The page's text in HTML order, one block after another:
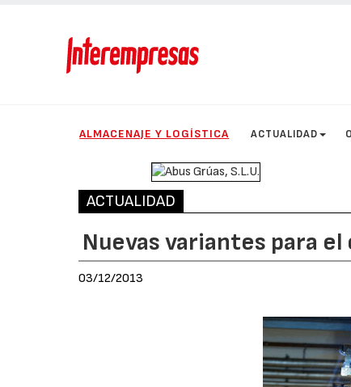
ALMACENAJE Y LOGÍSTICA ACTUALIDAD
ACTUALIDAD
Nuevas variantes para
03/12/2013